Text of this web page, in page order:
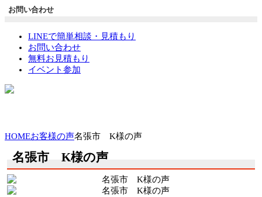
お問い合わせ
LINEで簡単相談・見積もり
お問い合わせ
無料お見積もり
イベント参加
HOMEお客様の声名張市 K様の声
名張市 K様の声